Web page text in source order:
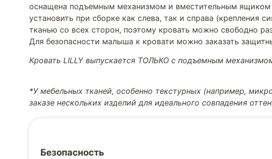
оснащена подъемным механизмом и вместительным
установить при сборке как слева, так и справа (крепления
тканью со всех сторон, поэтому кровать можно свободно
Для безопасности малыша к кровати можно заказать
Кровать LILLY выпускается ТОЛЬКО с подъемным
*У мебельных тканей, особенно текстурных (например,
заказе нескольких изделий для идеального совпадения
Безопасность